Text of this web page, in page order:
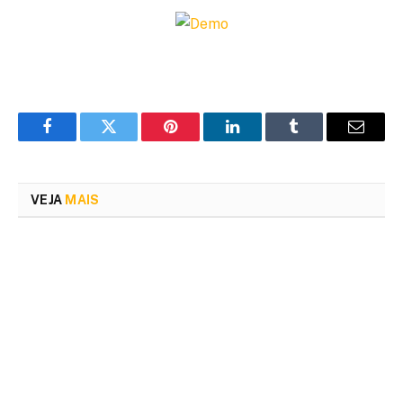
FacebookTwitter Pinterest LinkedInTumblr Email
VEJA MAIS